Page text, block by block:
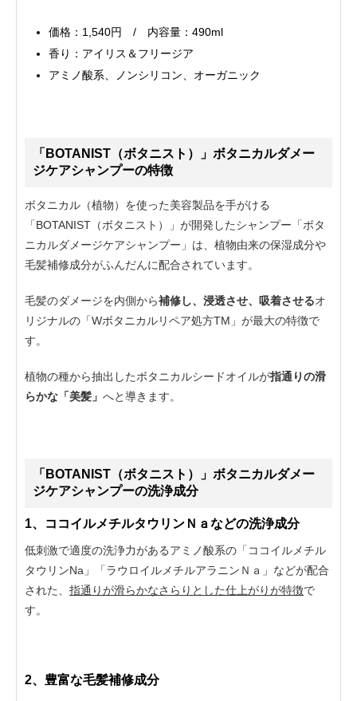
価格：1,540円 / 内容量：490ml
香り：アイリス＆フリージア
アミノ酸系、ノンシリコン、オーガニック
「BOTANIST（ボタニスト）」ボタニカルダメー
ジケアシャンプーの特徴
ボタニカル（植物）を使った美容製品を手がける
「BOTANIST（ボタニスト）」が開発したシャンプー「ボタ
ニカルダメージケアシャンプー」は、植物由来の保湿成分や
毛髪補修成分がふんだんに配合されています。
毛髪のダメージを内側から補修し、浸透させ、吸着させるオ
リジナルの「Wボタニカルリペア処方TM」が最大の特徴で
す。
植物の種から抽出したボタニカルシードオイルが指通りの滑
らかな「美髪」 へと導きます。
「BOTANIST（ボタニスト）」ボタニカルダメー
ジケアシャンプーの洗浄成分
1、ココイルメチルタウリンＮａなどの洗浄成分
低刺激で適度の洗浄力があるアミノ酸系の「ココイルメチル
タウリンNa」「ラウロイルメチルアラニンＮａ」などが配合
された、 指通りが滑らかなさらりとした仕上がりが特徴で
す。
2、豊富な毛髪補修成分